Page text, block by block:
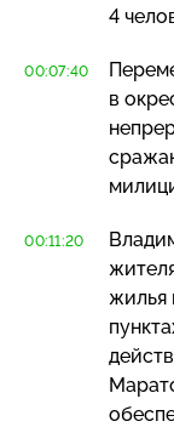
4
00:07:40
в
00:11:20
жилья